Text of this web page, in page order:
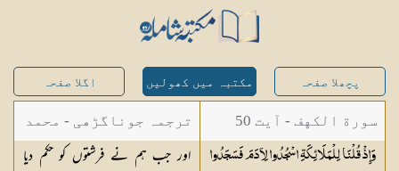
پچھلا صفحہ مکتبہ میں کھولیں اگلا صفحہ
سورة الكهف - آیت 50
وَإِذْ قُلْنَا لِلْمَلَائِكَةِ اسْجُدُوا لِآدَمَ فَسَجَدُوا
ترجمہ جوناگڑھی - محمد
جونا گڑھی
اور جب ہم نے فرشتوں کو حکم دیا